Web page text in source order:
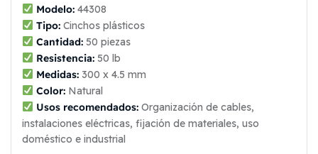
Modelo:44308
Tipo:Cinchos plásticos
Cantidad:50 piezas
Resistencia:50 lb
Medidas:300 x 4.5 mm
Color:Natural
Usos recomendados:Organización de cables,
instalaciones eléctricas, fijación de materiales, uso
doméstico e industrial